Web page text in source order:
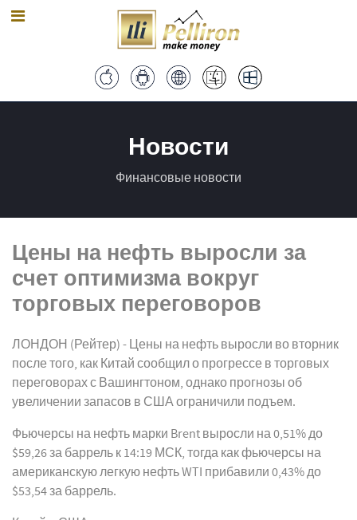
Новости
Финансовые новости
Цены на нефть выросли за
счет оптимизма вокруг
торговых переговоров
ЛОНДОН (Рейтер) - Цены на нефть выросли во вторник
после того, как Китай сообщил о прогрессе в торговых
переговорах с Вашингтоном, однако прогнозы об
увеличении запасов в США ограничили подъем.
Фьючерсы на нефть марки Brent выросли на 0,51% до
$59,26 за баррель к 14:19 МСК, тогда как фьючерсы на
американскую легкую нефть WTI прибавили 0,43% до
$53,54 за баррель.